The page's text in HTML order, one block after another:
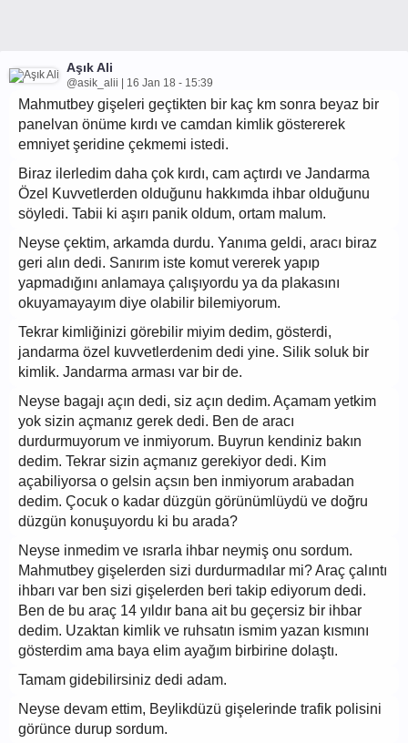
Aşık Ali
@asik_alii | 16 Jan 18 - 15:39
Mahmutbey gişeleri geçtikten bir kaç km sonra beyaz bir
panelvan önüme kırdı ve camdan kimlik göstererek
emniyet şeridine çekmemi istedi.
Biraz ilerledim daha çok kırdı, cam açtırdı ve Jandarma
Özel Kuvvetlerden olduğunu hakkımda ihbar olduğunu
söyledi. Tabii ki aşırı panik oldum, ortam malum.
Neyse çektim, arkamda durdu. Yanıma geldi, aracı biraz
geri alın dedi. Sanırım iste komut vererek yapıp
yapmadığını anlamaya çalışıyordu ya da plakasını
okuyamayayım diye olabilir bilemiyorum.
Tekrar kimliğinizi görebilir miyim dedim, gösterdi,
jandarma özel kuvvetlerdenim dedi yine. Silik soluk bir
kimlik. Jandarma arması var bir de.
Neyse bagajı açın dedi, siz açın dedim. Açamam yetkim
yok sizin açmanız gerek dedi. Ben de aracı
durdurmuyorum ve inmiyorum. Buyrun kendiniz bakın
dedim. Tekrar sizin açmanız gerekiyor dedi. Kim
açabiliyorsa o gelsin açsın ben inmiyorum arabadan
dedim. Çocuk o kadar düzgün görünümlüydü ve doğru
düzgün konuşuyordu ki bu arada?
Neyse inmedim ve ısrarla ihbar neymiş onu sordum.
Mahmutbey gişelerden sizi durdurmadılar mi? Araç çalıntı
ihbarı var ben sizi gişelerden beri takip ediyorum dedi.
Ben de bu araç 14 yıldır bana ait bu geçersiz bir ihbar
dedim. Uzaktan kimlik ve ruhsatın ismim yazan kısmını
gösterdim ama baya elim ayağım birbirine dolaştı.
Tamam gidebilirsiniz dedi adam.
Neyse devam ettim, Beylikdüzü gişelerinde trafik polisini
görünce durup sordum.